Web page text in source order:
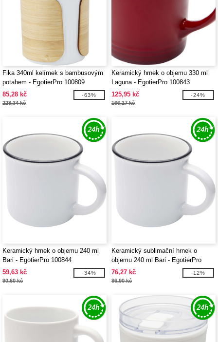
Fika 340ml kelímek s bambusovým
potahem - EgotierPro 100809
85,28 kč
228,34 kč
-63%
Keramický hrnek o objemu 330 ml
Laguna - EgotierPro 100843
125,95 kč
166,17 kč
-24%
Keramický hrnek o objemu 240 ml
Bari - EgotierPro 100844
59,63 kč
90,60 kč
-34%
Keramický sublimační hrnek o
objemu 240 ml Bari - EgotierPro
100845
76,27 kč
86,90 kč
-12%